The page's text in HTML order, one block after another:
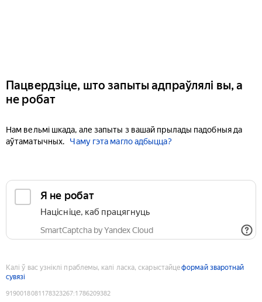
Пацвердзіце, што запыты адпраўлялі вы, а
не робат
Нам вельмі шкада, але запыты з вашай прылады падобныя да
аўтаматычных.
Чаму гэта магло адбыцца?
Я не робат
Націсніце, каб працягнуць
SmartCaptcha by Yandex Cloud
Калі ў вас узніклі праблемы, калі ласка, скарыстайцеформай зваротнай
сувязі
9190018081178323267:1786209382